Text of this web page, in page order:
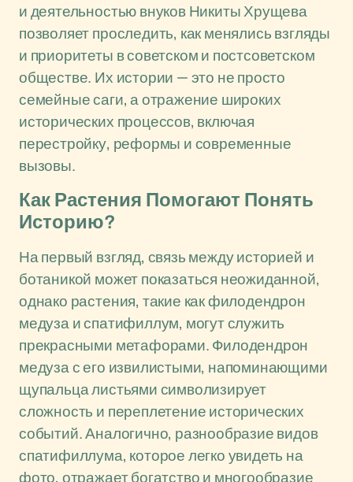
и деятельностью внуков Никиты Хрущева
позволяет проследить, как менялись взгляды
и приоритеты в советском и постсоветском
обществе. Их истории — это не просто
семейные саги, а отражение широких
исторических процессов, включая
перестройку, реформы и современные
вызовы.
Как Растения Помогают Понять
Историю?
На первый взгляд, связь между историей и
ботаникой может показаться неожиданной,
однако растения, такие как филодендрон
медуза и спатифиллум, могут служить
прекрасными метафорами. Филодендрон
медуза с его извилистыми, напоминающими
щупальца листьями символизирует
сложность и переплетение исторических
событий. Аналогично, разнообразие видов
спатифиллума, которое легко увидеть на
фото, отражает богатство и многообразие